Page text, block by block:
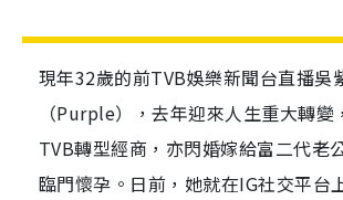
現年32歲的前TVB娛樂新聞台直播吳
（Purple），去年迎來人生重大轉變
TVB轉型經商，亦閃婚嫁給富二代老
臨門懷孕。日前，她就在IG社交平台